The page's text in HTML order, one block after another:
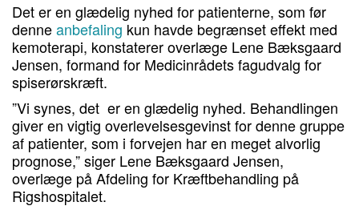
Det er en glædelig nyhed for patienterne, som før
denneanbefaling kun havde begrænset effekt med
kemoterapi, konstaterer overlæge Lene Bæksgaard
Jensen, formand for Medicinrådets fagudvalg for
spiserørskræft.
”Vi synes, det er en glædelig nyhed. Behandlingen
giver en vigtig overlevelsesgevinst for denne gruppe
af patienter, som i forvejen har en meget alvorlig
prognose,” siger Lene Bæksgaard Jensen,
overlæge på Afdeling for Kræftbehandling på
Rigshospitalet.